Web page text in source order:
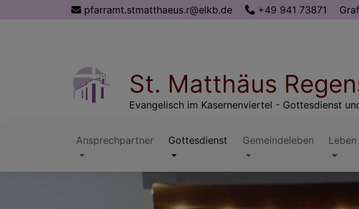
zum
pfarramt.stmatthaeus.r@elkb.de +49 941 73871
St. Matthäus
Evangelisch im Kasernenviertel - Gottesdienst
Hauptnavigation
Ansprechpartner Gottesdienst Gemeindeleben